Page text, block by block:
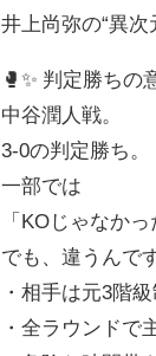
井上尚弥の“異次
🥊✨ 判定勝ちの
中谷潤人戦。
3-0の判定勝ち。
一部では
「KOじゃなか
でも、違うんで
・相手は元3階
・全ラウンドで